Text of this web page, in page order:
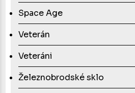
Space Age
Veterán
Veteráni
Železnobrodské sklo